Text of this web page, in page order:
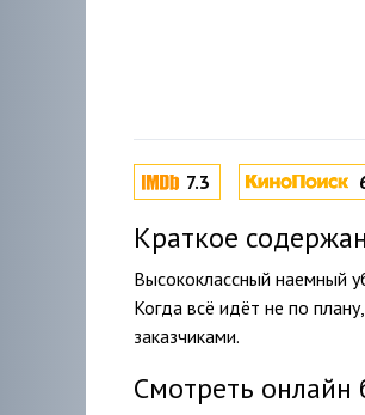
7.3
Краткое
Высококлассный наемный
Когда всё идёт не по
заказчиками.
Смотреть онлайн